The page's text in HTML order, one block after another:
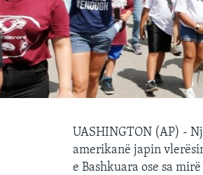
UASHINGTON (AP) -
amerikanë japin
e Bashkuara ose sa